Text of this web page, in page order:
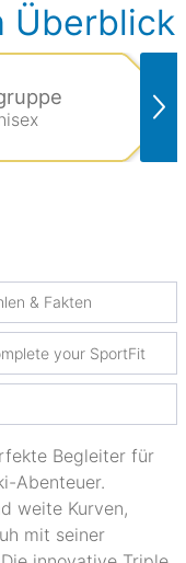
Überblick
& Fakten
your SportFit
Begleiter für
Abenteuer.
weite Kurven,
mit seiner